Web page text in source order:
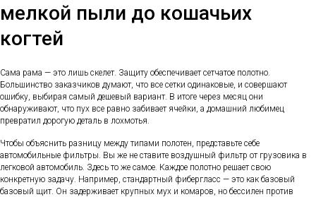
мелкой пыли до кошачьих
когтей
Сама рама — это лишь скелет. Защиту обеспечивает сетчатое полотно.
Большинство заказчиков думают, что все сетки одинаковые, и совершают
ошибку, выбирая самый дешевый вариант. В итоге через месяц они
обнаруживают, что пух все равно забивает ячейки, а домашний любимец
превратил дорогую деталь в лохмотья.
Чтобы объяснить разницу между типами полотен, представьте себе
автомобильные фильтры. Вы же не ставите воздушный фильтр от грузовика в
легковой автомобиль. Здесь то же самое. Каждое полотно решает свою
конкретную задачу. Например, стандартный фибергласс — это как базовый
базовый щит. Он задерживает крупных мух и комаров, но бессилен против